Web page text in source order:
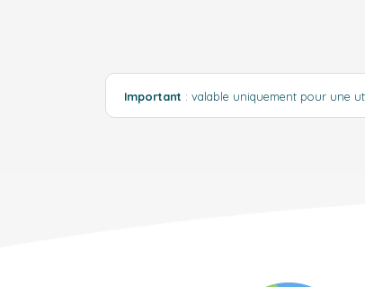
Important : valable uniquement pour une